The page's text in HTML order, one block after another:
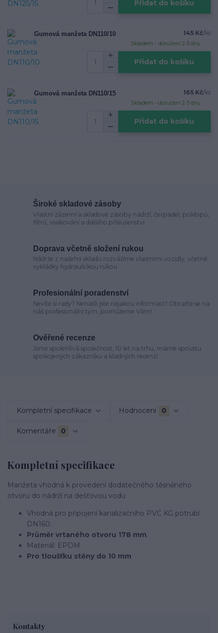
Přidat do košíku
Gumová manžeta DN110/10 145 Kč/ks
Skladem - doručení 2-3 dny
Přidat do košíku
Gumová manžeta DN110/15 165 Kč/ks
Skladem - doručení 2-3 dny
Přidat do košíku
Široké skladové zásoby
Vlastní zázemí a skladové zásoby nádrží, čerpadel, poklopů,
filtrů, vsakování a dalšího příslušenství
Doprava včetně složení rukou
Nádrže z našeho skladu rozvážíme vlastními vozidly, včetně
vykládky hydraulickou rukou
Profesionální poradenství
Nevíte si rady? Nenašli jste nějakou informaci? Obraťte se na
náš profesionální tým, pomůžeme Vám!
Ověřené recenze
Jsme spolehlivá společnost, 10 let na trhu, máme spoustu
spokojených zákazníku a kladných recenzí
Kompletní specifikace Hodnocení 0
Komentáře 0
Kompletní specifikace
Manžeta vhodná k provedení dodatečného těsněného
otvoru do nádrží na dešťovou vodu
Vhodná pro připojení kanalizačního PVC KG potrubí
DN160.
Průměr vrtaného otvoru 178 mm.
Materiál: EPDM
Pro tloušťku stěny do 10 mm
Kontakty